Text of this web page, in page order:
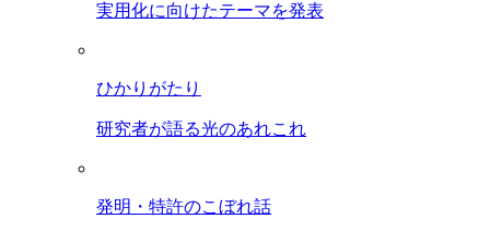
実用化に向けたテーマを発表
ひかりがたり
研究者が語る光のあれこれ
発明・特許のこぼれ話